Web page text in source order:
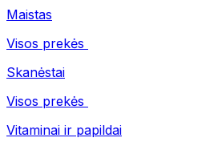
Maistas
Visos prekės
Skanėstai
Visos prekės
Vitaminai ir papildai